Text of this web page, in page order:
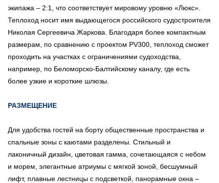
экипажа – 2:1, что соответствует мировому уровню «Люкс».
Теплоход носит имя выдающегося российского судостроителя
Николая Сергеевича Жаркова. Благодаря более компактным
размерам, по сравнению с проектом PV300, теплоход сможет
проходить на участках с ограничениями судоходства,
например, по Беломорско-Балтийскому каналу, где есть
более узкие и короткие шлюзы.
РАЗМЕЩЕНИЕ
Для удобства гостей на борту общественные пространства и
спальные зоны с каютами разделены. Стильный и
лаконичный дизайн, цветовая гамма, сочетающаяся с небом
и морем, элегантные атриумы с мягкой зоной, бесшумный
лифт, плавные лестницы с подсветкой, панорамные окна –